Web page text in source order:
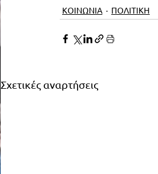
ΚΟΙΝΩΝΙΑ ΠΟΛΙΤΙΚΗ
Σχετικές αναρτήσεις